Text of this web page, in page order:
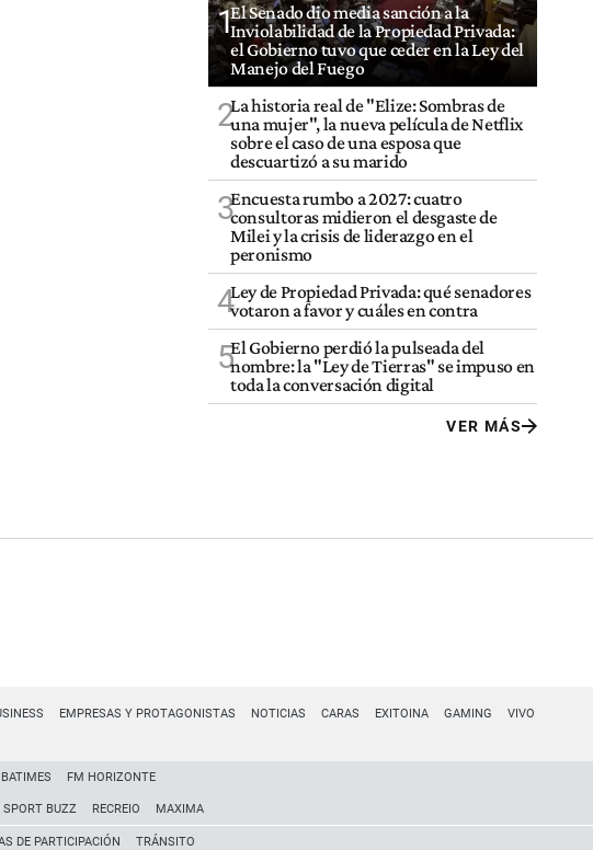
1El Senado dio media sanción a la
Inviolabilidad de la Propiedad Privada:
el Gobierno tuvo que ceder en la Ley del
Manejo del Fuego
2La historia real de "Elize: Sombras de
una mujer", la nueva película de Netflix
sobre el caso de una esposa que
descuartizó a su marido
3Encuesta rumbo a 2027: cuatro
consultoras midieron el desgaste de
Milei y la crisis de liderazgo en el
peronismo
4Ley de Propiedad Privada: qué senadores
votaron a favor y cuáles en contra
5El Gobierno perdió la pulseada del
nombre: la "Ley de Tierras" se impuso en
toda la conversación digital
VER MÁS
EMPRESAS Y PROTAGONISTAS NOTICIAS CARAS EXITOINA GAMING VIVO
BATIMES FM HORIZONTE
SPORT BUZZ RECREIO MAXIMA
DE PARTICIPACIÓN TRÁNSITO